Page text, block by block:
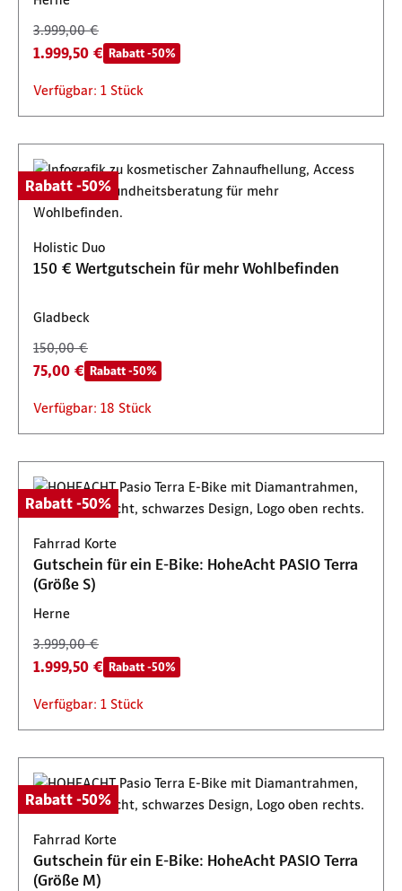
3.999,00 €
1.999,50 € Rabatt -50%
Verfügbar: 1 Stück
Rabatt -50%
Holistic Duo
150 € Wertgutschein für mehr Wohlbefinden
Gladbeck
150,00 €
75,00 € Rabatt -50%
Verfügbar: 18 Stück
Rabatt -50%
Fahrrad Korte
Gutschein für ein E-Bike: HoheAcht PASIO Terra
(Größe S)
Herne
3.999,00 €
1.999,50 € Rabatt -50%
Verfügbar: 1 Stück
Rabatt -50%
Fahrrad Korte
Gutschein für ein E-Bike: HoheAcht PASIO Terra
(Größe M)